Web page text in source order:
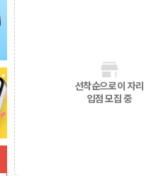
선착순으로 이 자리
입점 모집 중